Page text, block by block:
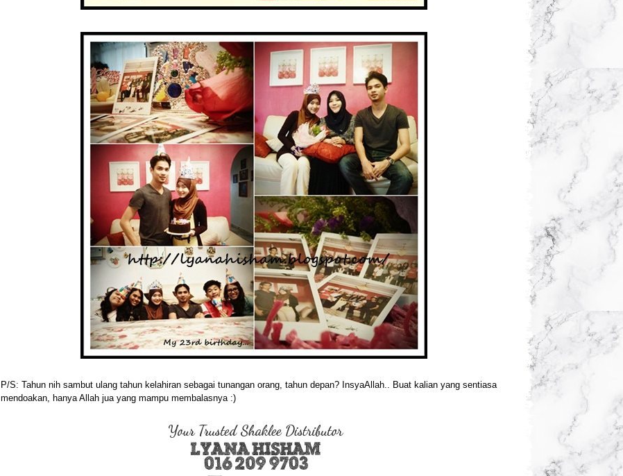
P/S: Tahun nih sambut ulang tahun kelahiran sebagai tunangan orang, tahun depan? InsyaAllah.. Buat kalian yang sentiasa
mendoakan, hanya Allah jua yang mampu membalasnya :)